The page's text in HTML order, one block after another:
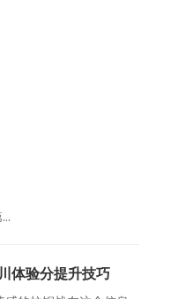
体验分提升技巧